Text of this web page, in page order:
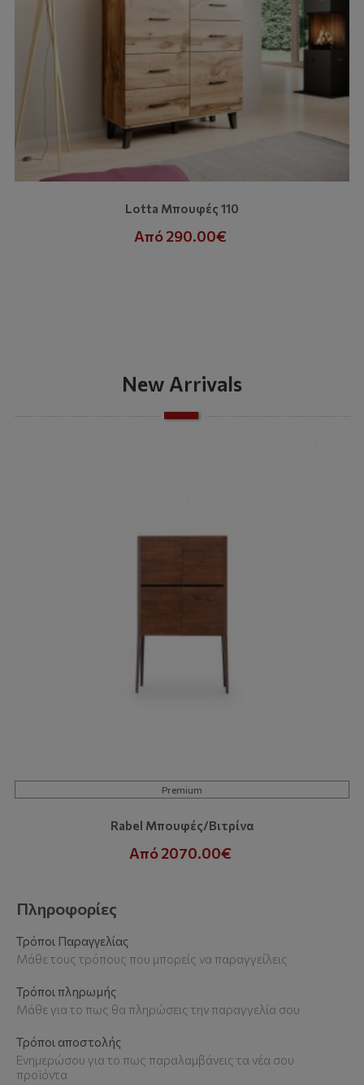
Lotta Μπουφές 110
Από 290.00€
New Arrivals
Premium
Rabel Μπουφές/Βιτρίνα
Από 2070.00€
Πληροφορίες
Τρόποι Παραγγελίας
Μάθε τους τρόπους που μπορείς να παραγγείλεις
Τρόποι πληρωμής
Μάθε για το πως θα πληρώσεις την παραγγελία σου
Τρόποι αποστολής
Ενημερώσου για το πως παραλαμβάνεις τα νέα σου
προϊόντα